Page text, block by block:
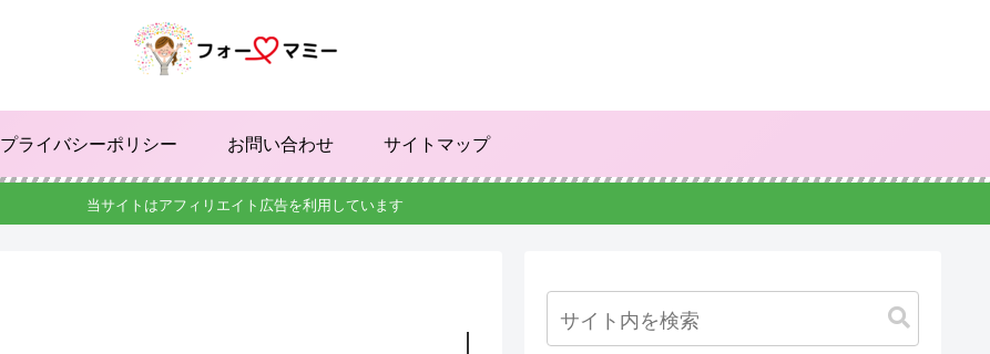
プライバシーポリシー お問い合わせ サイトマップ
当サイトはアフィリエイト広告を利用しています